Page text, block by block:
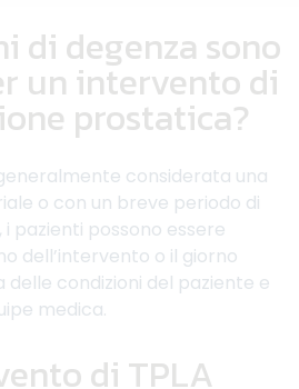
di degenza sono
un intervento di
prostatica?
considerata una
o con un breve periodo di
pazienti possono essere
dell’intervento o il giorno
delle condizioni del paziente e
medica.
di TPLA